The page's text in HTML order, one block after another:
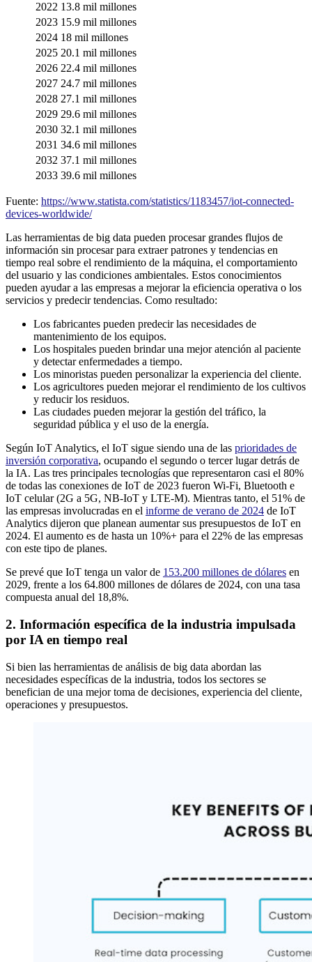
2022 13.8 mil millones
2023 15.9 mil millones
2024 18 mil millones
2025 20.1 mil millones
2026 22.4 mil millones
2027 24.7 mil millones
2028 27.1 mil millones
2029 29.6 mil millones
2030 32.1 mil millones
2031 34.6 mil millones
2032 37.1 mil millones
2033 39.6 mil millones
Fuente: https://www.statista.com/statistics/1183457/iot-connected-
devices-worldwide/
Las herramientas de big data pueden procesar grandes flujos de
información sin procesar para extraer patrones y tendencias en
tiempo real sobre el rendimiento de la máquina, el comportamiento
del usuario y las condiciones ambientales. Estos conocimientos
pueden ayudar a las empresas a mejorar la eficiencia operativa o los
servicios y predecir tendencias. Como resultado:
Los fabricantes pueden predecir las necesidades de
mantenimiento de los equipos.
Los hospitales pueden brindar una mejor atención al paciente
y detectar enfermedades a tiempo.
Los minoristas pueden personalizar la experiencia del cliente.
Los agricultores pueden mejorar el rendimiento de los cultivos
y reducir los residuos.
Las ciudades pueden mejorar la gestión del tráfico, la
seguridad pública y el uso de la energía.
Según IoT Analytics, el IoT sigue siendo una de las prioridades de
inversión corporativa, ocupando el segundo o tercer lugar detrás de
la IA. Las tres principales tecnologías que representaron casi el 80%
de todas las conexiones de IoT de 2023 fueron Wi-Fi, Bluetooth e
IoT celular (2G a 5G, NB-IoT y LTE-M). Mientras tanto, el 51% de
las empresas involucradas en el informe de verano de 2024 de IoT
Analytics dijeron que planean aumentar sus presupuestos de IoT en
2024. El aumento es de hasta un 10%+ para el 22% de las empresas
con este tipo de planes.
Se prevé que IoT tenga un valor de 153.200 millones de dólares en
2029, frente a los 64.800 millones de dólares de 2024, con una tasa
compuesta anual del 18,8%.
2. Información específica de la industria impulsada
por IA en tiempo real
Si bien las herramientas de análisis de big data abordan las
necesidades específicas de la industria, todos los sectores se
benefician de una mejor toma de decisiones, experiencia del cliente,
operaciones y presupuestos.